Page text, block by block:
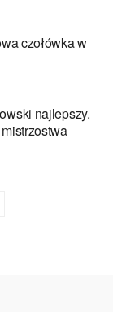
czołówka w
najlepszy.